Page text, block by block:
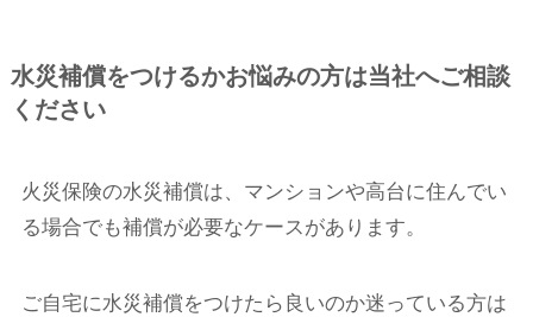
水災補償をつけるかお悩みの方は当社へご相談
ください
火災保険の水災補償は、マンションや高台に住んでい
る場合でも補償が必要なケースがあります。
ご自宅に水災補償をつけたら良いのか迷っている方は